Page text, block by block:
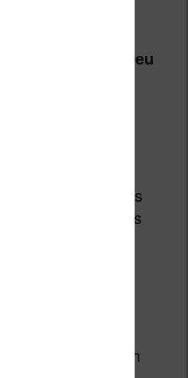
de passer un peu
les différentes
sur
celle qui
vise à créer des
spéciales pour les
les noms de
; parfois des
parfois les
le tout afin